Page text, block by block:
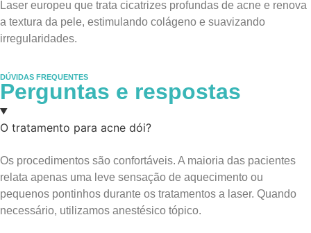
Laser europeu que trata cicatrizes profundas de acne e renova
a textura da pele, estimulando colágeno e suavizando
irregularidades.
DÚVIDAS FREQUENTES
Perguntas e respostas
O tratamento para acne dói?
Os procedimentos são confortáveis. A maioria das pacientes
relata apenas uma leve sensação de aquecimento ou
pequenos pontinhos durante os tratamentos a laser. Quando
necessário, utilizamos anestésico tópico.